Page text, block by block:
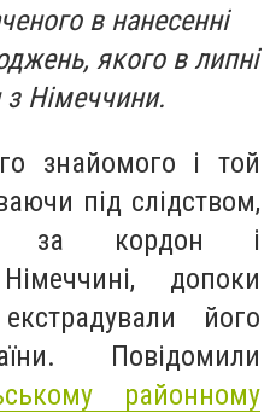
в нанесенні
якого в липні
з Німеччини.
знайомого і той
під слідством,
за кордон і
допоки
його
Повідомили
районному